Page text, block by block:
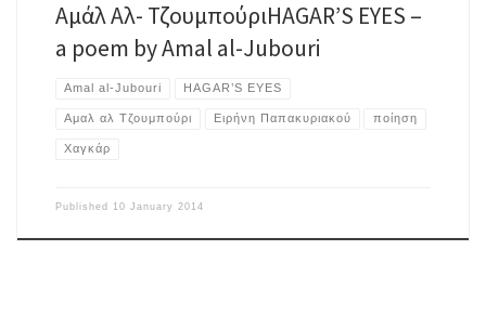
Αμάλ Αλ- ΤζουμπούριHAGAR’S EYES –
a poem by Amal al-Jubouri
Amal al-Jubouri HAGAR’S EYES
Αμαλ αλ Τζουμπούρι Ειρήνη Παπακυριακού ποίηση
Χαγκάρ
Published 10 January 2014